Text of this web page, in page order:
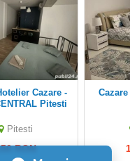
Pitesti
Pitesti
RON